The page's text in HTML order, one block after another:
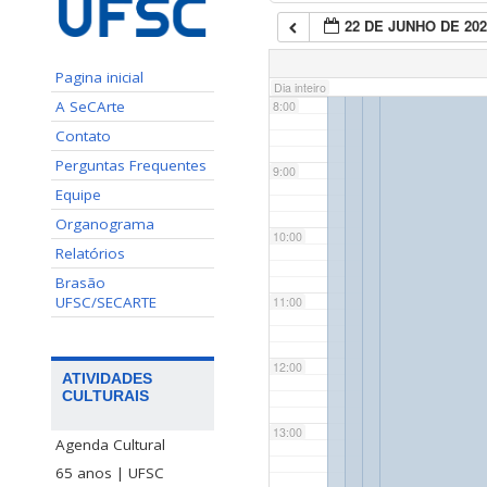
Pagina inicial
A SeCArte
Contato
Perguntas Frequentes
Equipe
Organograma
Relatórios
Brasão
UFSC/SECARTE
ATIVIDADES
CULTURAIS
Agenda Cultural
65 anos | UFSC
22 DE JUNHO DE
Dia inteiro
7:00
8:00
9:00
10:00
11:00
12:00
13:00